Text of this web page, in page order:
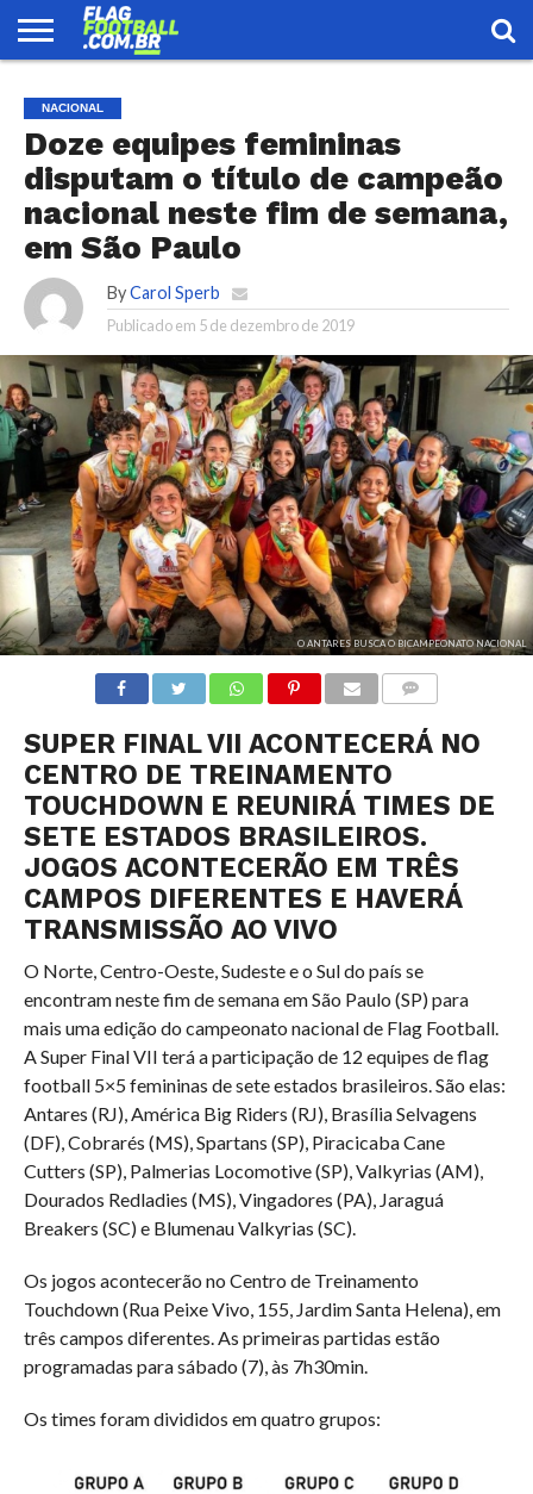
FOOTBALL
ENCONTRE
UMA
SELEÇÃO
BRASILEIRA
LOJA
NACIONAL
Doze equipes femininas
disputam o título de campeão
nacional neste fim de semana,
em São Paulo
By Carol Sperb
Publicado em 5 de dezembro de 2019
O ANTARES BUSCA O BICAMPEONATO NACIONAL
SUPER FINAL VII ACONTECERÁ NO
CENTRO DE TREINAMENTO
TOUCHDOWN E REUNIRÁ TIMES DE
SETE ESTADOS BRASILEIROS.
JOGOS ACONTECERÃO EM TRÊS
CAMPOS DIFERENTES E HAVERÁ
TRANSMISSÃO AO VIVO
O Norte, Centro-Oeste, Sudeste e o Sul do país se
encontram neste fim de semana em São Paulo (SP) para
mais uma edição do campeonato nacional de Flag Football.
A Super Final VII terá a participação de 12 equipes de flag
football 5×5 femininas de sete estados brasileiros. São elas:
Antares (RJ), América Big Riders (RJ), Brasília Selvagens
(DF), Cobrarés (MS), Spartans (SP), Piracicaba Cane
Cutters (SP), Palmerias Locomotive (SP), Valkyrias (AM),
Dourados Redladies (MS), Vingadores (PA), Jaraguá
Breakers (SC) e Blumenau Valkyrias (SC).
Os jogos acontecerão no Centro de Treinamento
Touchdown (Rua Peixe Vivo, 155, Jardim Santa Helena), em
três campos diferentes. As primeiras partidas estão
programadas para sábado (7), às 7h30min.
Os times foram divididos em quatro grupos: